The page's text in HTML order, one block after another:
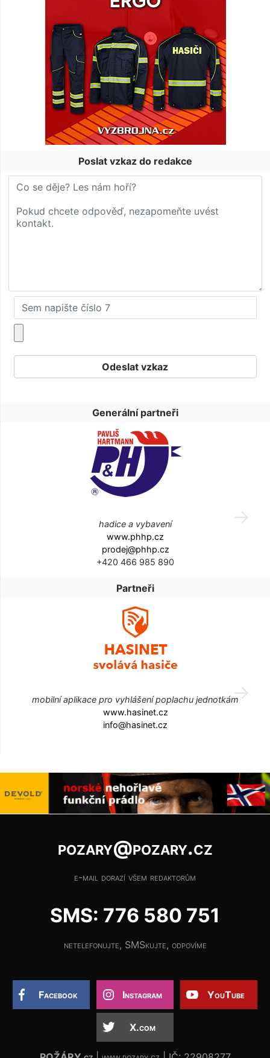
Poslat vzkaz do redakce
Generální partneři
hadice a vybavení
www.phhp.cz
prodej@phhp.cz
+420 466 985 890
Partneři
mobilní aplikace pro vyhlášení poplachu jednotkám
www.hasinet.cz
info@hasinet.cz
pozary@pozary.cz
e-mail dorazí všem redaktorům
SMS: 776 580 751
netelefonujte, SMSkujte, odpovíme
Facebook Instagram YouTube
X.com